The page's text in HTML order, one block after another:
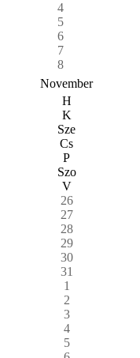
4
5
6
7
8
November
H
K
Sze
Cs
P
Szo
V
26
27
28
29
30
31
1
2
3
4
5